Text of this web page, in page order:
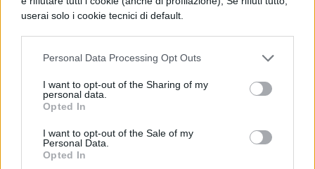
userai solo i cookie tecnici di default.
Personal Data Processing Opt Outs
I want to opt-out of the Sharing of my
personal data.
Opted In
I want to opt-out of the Sale of my
Personal Data.
Opted In
concetti chiave
≠ o ? sono due simboli per indicare
differenze o affinità tra concetti e
informazioni
il punto interrogativo?
può essere
utilizzato quando non si comprende a